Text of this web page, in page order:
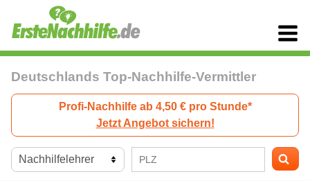
Deutschlands Top-Nachhilfe-Vermittler
Profi-Nachhilfe ab 4,50 € pro Stunde*
Jetzt Angebot sichern!